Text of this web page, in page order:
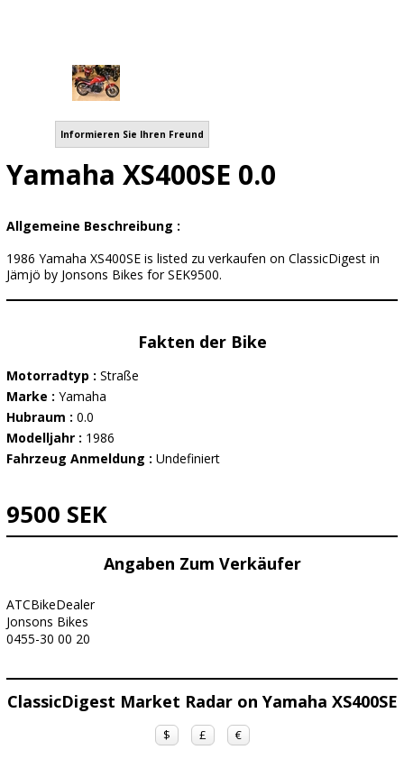
Informieren Sie Ihren Freund
Yamaha XS400SE 0.0
Allgemeine Beschreibung :
1986 Yamaha XS400SE is listed zu verkaufen on ClassicDigest in
Jämjö by Jonsons Bikes for SEK9500.
Fakten der Bike
Motorradtyp : Straße
Marke : Yamaha
Hubraum : 0.0
Modelljahr : 1986
Fahrzeug Anmeldung : Undefiniert
9500 SEK
Angaben Zum Verkäufer
ATCBikeDealer
Jonsons Bikes
0455-30 00 20
ClassicDigest Market Radar on Yamaha XS400SE
$ £ €